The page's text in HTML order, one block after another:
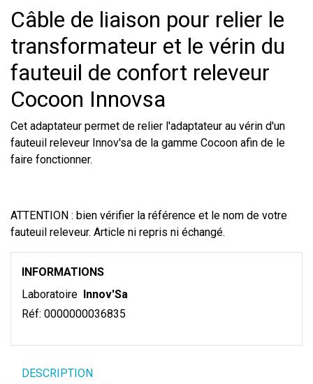
Câble de liaison pour relier le
transformateur et le vérin du
fauteuil de confort releveur
Cocoon Innovsa
Cet adaptateur permet de relier l'adaptateur au vérin d'un
fauteuil releveur Innov'sa de la gamme Cocoon afin de le
faire fonctionner.
ATTENTION : bien vérifier la référence et le nom de votre
fauteuil releveur. Article ni repris ni échangé.
INFORMATIONS
Laboratoire Innov'Sa
Réf: 0000000036835
DESCRIPTION